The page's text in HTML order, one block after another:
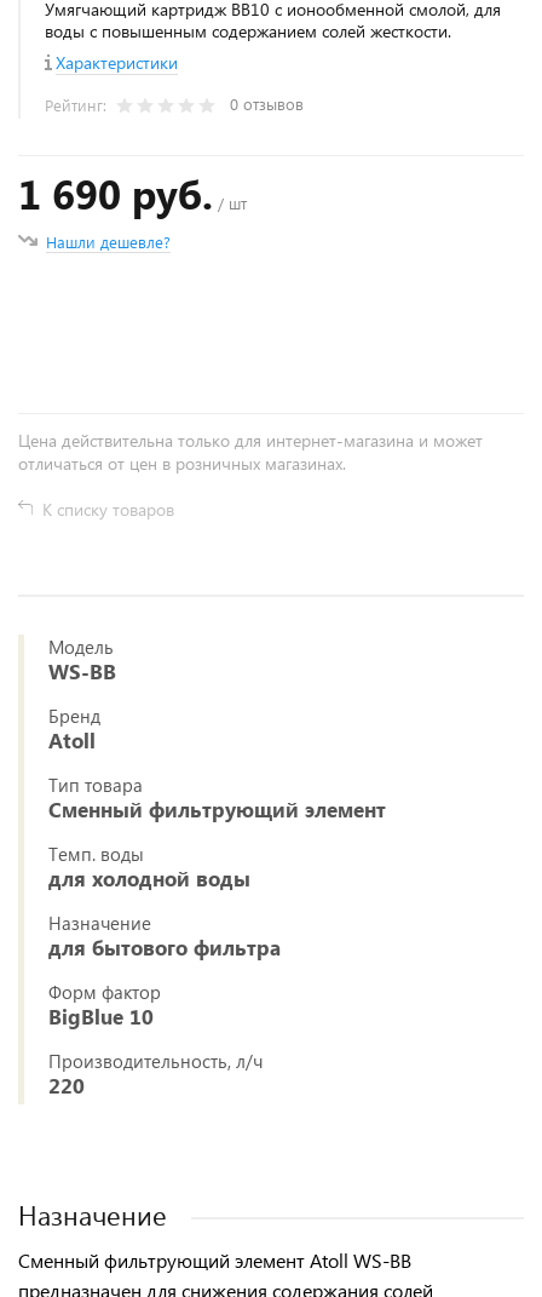
Умягчающий картридж BB10 с ионообменной смолой, для
воды с повышенным содержанием солей жесткости.
Характеристики
Рейтинг: 0 отзывов
1 690 руб. / шт
Нашли дешевле?
Цена действительна только для интернет-магазина и может
отличаться от цен в розничных магазинах.
К списку товаров
Модель
WS-BB
Бренд
Atoll
Тип товара
Сменный фильтрующий элемент
Темп. воды
для холодной воды
Назначение
для бытового фильтра
Форм фактор
BigBlue 10
Производительность, л/ч
220
Назначение
Сменный фильтрующий элемент Atoll WS-BB
предназначен для снижения содержания солей